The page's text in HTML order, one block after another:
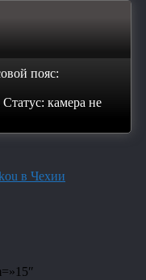
пояс:
камера не